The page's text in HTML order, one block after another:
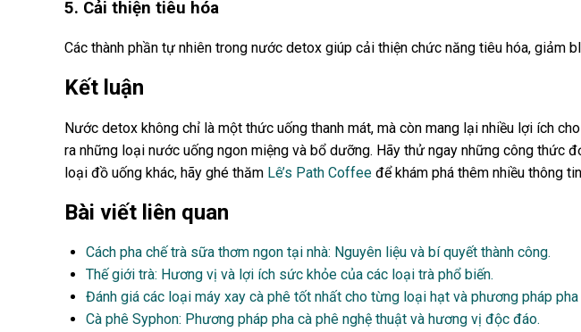
5. Cải thiện tiêu hóa
Các thành phần tự nhiên trong nước detox giúp cải thiện chức năng tiêu hóa, giảm
Kết luận
Nước detox không chỉ là một thức uống thanh mát, mà còn mang lại nhiều lợi ích
ra những loại nước uống ngon miệng và bổ dưỡng. Hãy thử ngay những công thức
loại đồ uống khác, hãy ghé thăm Lê’s Path Coffee để khám phá thêm nhiều thông
Bài viết liên quan
Cách pha chế trà sữa thơm ngon tại nhà: Nguyên liệu và bí quyết thành công.
Thế giới trà: Hương vị và lợi ích sức khỏe của các loại trà phổ biến.
Đánh giá các loại máy xay cà phê tốt nhất cho từng loại hạt và phương pháp pha
Cà phê Syphon: Phương pháp pha cà phê nghệ thuật và hương vị độc đáo.